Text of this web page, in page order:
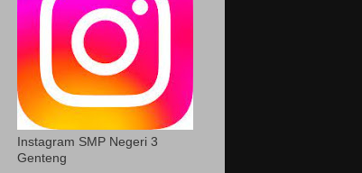
Instagram SMP Negeri 3
Genteng